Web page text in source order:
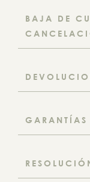
BAJA DE
GARANTÍAS